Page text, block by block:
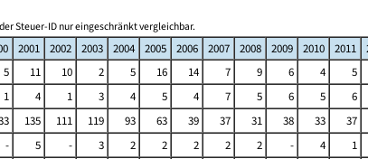
Steuer-ID nur eingeschränkt vergleichbar.
2001 2002 2003 2004 2005 2006 2007 2008 2009 2010 2011
5 11 10 2 5 16 14 7 9 6 4
5
1 4 1 3 4 5 4 7 5 6 5
6
135 111 119 93 63 39 37 31 38 33
37
- 5 - 3 2 2 2 2 2 - 4
1